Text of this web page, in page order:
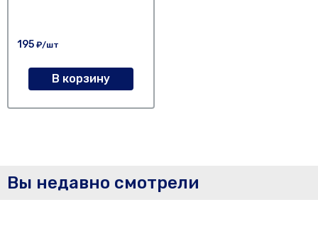
195 ₽/шт
В корзину
Вы недавно смотрели